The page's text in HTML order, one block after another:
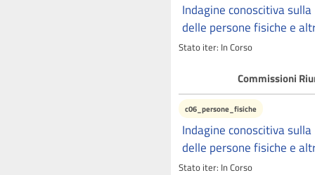
Indagine conoscitiva
delle persone fisiche e
Stato iter: In Corso
Commissioni
c06_persone_fisiche
Indagine conoscitiva
delle persone fisiche e
Stato iter: In Corso